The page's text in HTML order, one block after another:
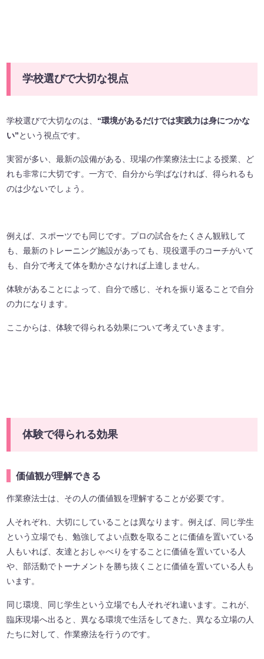
学校選びで大切な視点
学校選びで大切なのは、 “環境があるだけでは実践力は身につかな
い”という視点です。
実習が多い、最新の設備がある、現場の作業療法士による授業、ど
れも非常に大切です。一方で、自分から学ばなければ、得られるも
のは少ないでしょう。
例えば、スポーツでも同じです。プロの試合をたくさん観戦して
も、最新のトレーニング施設があっても、現役選手のコーチがいて
も、自分で考えて体を動かさなければ上達しません。
体験があることによって、自分で感じ、それを振り返ることで自分
の力になります。
ここからは、体験で得られる効果について考えていきます。
体験で得られる効果
価値観が理解できる
作業療法士は、その人の価値観を理解することが必要です。
人それぞれ、大切にしていることは異なります。例えば、同じ学生
という立場でも、勉強してよい点数を取ることに価値を置いている
人もいれば、友達とおしゃべりをすることに価値を置いている人
や、部活動でトーナメントを勝ち抜くことに価値を置いている人も
います。
同じ環境、同じ学生という立場でも人それぞれ違います。これが、
臨床現場へ出ると、異なる環境で生活をしてきた、異なる立場の人
たちに対して、作業療法を行うのです。